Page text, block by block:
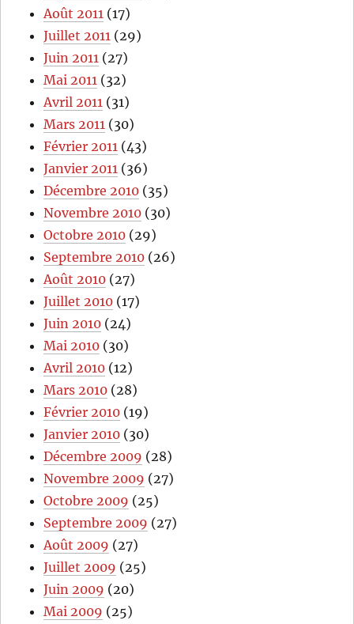
Août 2011 (17)
Juillet 2011 (29)
Juin 2011 (27)
Mai 2011 (32)
Avril 2011 (31)
Mars 2011 (30)
Février 2011 (43)
Janvier 2011 (36)
Décembre 2010 (35)
Novembre 2010 (30)
Octobre 2010 (29)
Septembre 2010 (26)
Août 2010 (27)
Juillet 2010 (17)
Juin 2010 (24)
Mai 2010 (30)
Avril 2010 (12)
Mars 2010 (28)
Février 2010 (19)
Janvier 2010 (30)
Décembre 2009 (28)
Novembre 2009 (27)
Octobre 2009 (25)
Septembre 2009 (27)
Août 2009 (27)
Juillet 2009 (25)
Juin 2009 (20)
Mai 2009 (25)